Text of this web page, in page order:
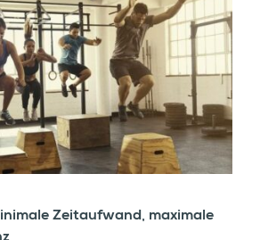
Zeitaufwand, maximale